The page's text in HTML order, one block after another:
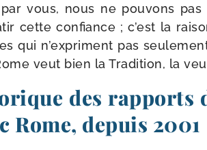
vous, nous ne pou­vons
cette confiance ; c’est la
qui n’ex­priment pas
veut bien la Tradition, la
des rapports
Rome, depuis 2001